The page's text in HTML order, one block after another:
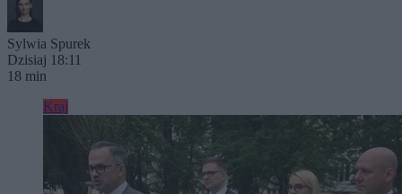
Sylwia Spurek
Dzisiaj 18:11
18 min
Kraj